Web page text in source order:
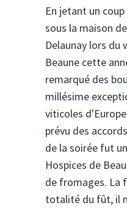
En jetant un
sous la maison
Delaunay lors du
Beaune cette
remarqué des
millésime
viticoles
prévu des
de la soirée fut
Hospices de
de fromages. La
totalité du fût, il